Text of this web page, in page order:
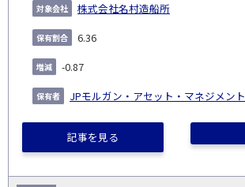
株式会社名村造船所
6.36
-0.87
JPモルガン・アセット・マネジメン
記事を見る